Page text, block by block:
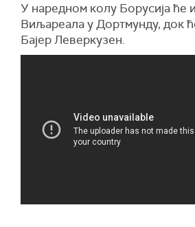
У наредном колу Борусија ће
Виљареала у Дортмунду, док
Бајер Леверкузен.